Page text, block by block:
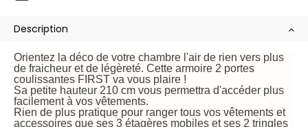
Description
Orientez la déco de votre chambre l'air de rien vers plus
de fraicheur et de légèreté. Cette armoire 2 portes
coulissantes FIRST va vous plaire !
Sa petite hauteur 210 cm vous permettra d'accéder plus
facilement à vos vêtements.
Rien de plus pratique pour ranger tous vos vêtements et
accessoires que ses 3 étagères mobiles et ses 2 tringles